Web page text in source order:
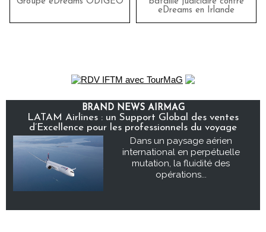
eDreams en Irlande
BRAND NEWS AIRMAG
LATAM Airlines : un Support Global des ventes
d’Excellence pour les professionnels du voyage
Dans un paysage aérien
international en perpétuelle
mutation, la fluidité des
opérations...